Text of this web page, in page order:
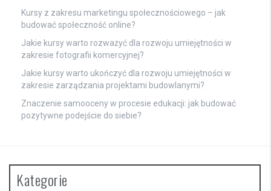
Kursy z zakresu marketingu społecznościowego – jak
budować społeczność online?
Jakie kursy warto rozważyć dla rozwoju umiejętności w
zakresie fotografii komercyjnej?
Jakie kursy warto ukończyć dla rozwoju umiejętności w
zakresie zarządzania projektami budowlanymi?
Znaczenie samooceny w procesie edukacji: jak budować
pozytywne podejście do siebie?
Kategorie